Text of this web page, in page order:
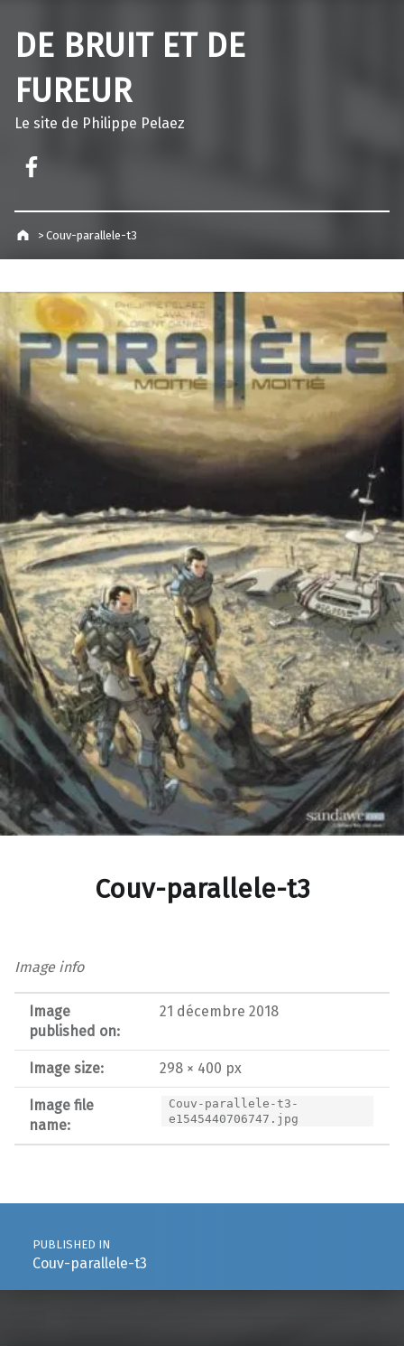
DE BRUIT ET DE
FUREUR
Le site de Philippe Pelaez
> Couv-parallele-t3
Couv-parallele-t3
Image info
Image
published on:
21 décembre 2018
Image size: 298 × 400 px
Image file
name:
Couv-parallele-t3-
e1545440706747.jpg
Post navigation
PUBLISHED IN
Couv-parallele-t3